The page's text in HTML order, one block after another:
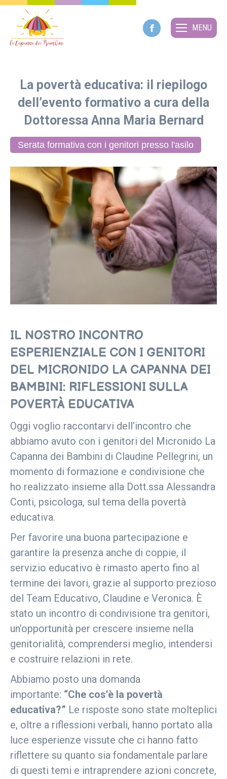
MENU
Facebook
in
new
window
La povertà educativa: il riepilogo
dell’evento formativo a cura della
Dottoressa Anna Maria Bernard
Serata formativa con i genitori presso l'asilo
IL NOSTRO INCONTRO
ESPERIENZIALE CON I GENITORI
DEL MICRONIDO LA CAPANNA DEI
BAMBINI: RIFLESSIONI SULLA
POVERTÀ EDUCATIVA
Oggi voglio raccontarvi dell’incontro che
abbiamo avuto con i genitori del Micronido La
Capanna dei Bambini di Claudine Pellegrini, un
momento di formazione e condivisione che
ho realizzato insieme alla Dott.ssa Alessandra
Conti, psicologa, sul tema della povertà
educativa.
Per favorire una buona partecipazione e
garantire la presenza anche di coppie, il
servizio educativo è rimasto aperto fino al
termine dei lavori, grazie al supporto prezioso
del Team Educativo, Claudine e Veronica. È
stato un incontro di condivisione tra genitori,
un’opportunità per crescere insieme nella
genitorialità, comprendersi meglio, intendersi
e costruire relazioni in rete.
Abbiamo posto una domanda
importante: “Che cos’è la povertà
educativa?” Le risposte sono state molteplici
e, oltre a riflessioni verbali, hanno portato alla
luce esperienze vissute che ci hanno fatto
riflettere su quanto sia fondamentale parlare
di questi temi e intraprendere azioni concrete,